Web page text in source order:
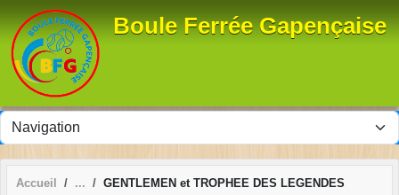
Boule Ferrée Gapençaise
Accueil GENTLEMEN et TROPHEE DES LEGENDES
Panneau de gestion des cookies